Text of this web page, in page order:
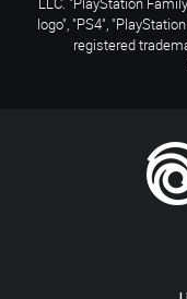
logo", "PS4",
registered